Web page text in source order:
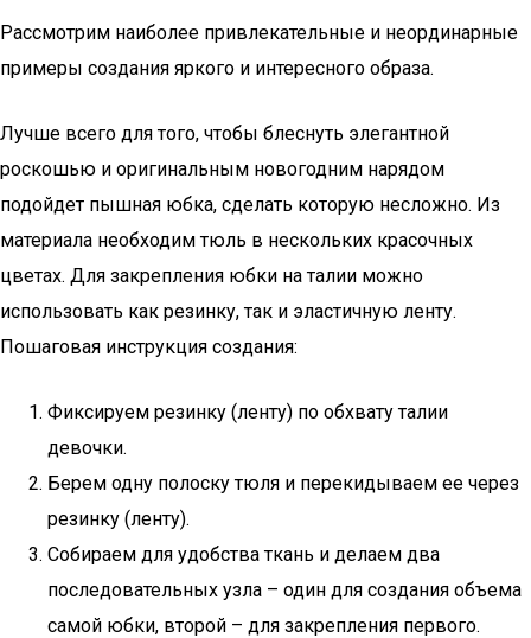
Рассмотрим наиболее привлекательные и неординарные
примеры создания яркого и интересного образа.
Лучше всего для того, чтобы блеснуть элегантной
роскошью и оригинальным новогодним нарядом
подойдет пышная юбка, сделать которую несложно. Из
материала необходим тюль в нескольких красочных
цветах. Для закрепления юбки на талии можно
использовать как резинку, так и эластичную ленту.
Пошаговая инструкция создания:
Фиксируем резинку (ленту) по обхвату талии
девочки.
Берем одну полоску тюля и перекидываем ее через
резинку (ленту).
Собираем для удобства ткань и делаем два
последовательных узла – один для создания объема
самой юбки, второй – для закрепления первого.